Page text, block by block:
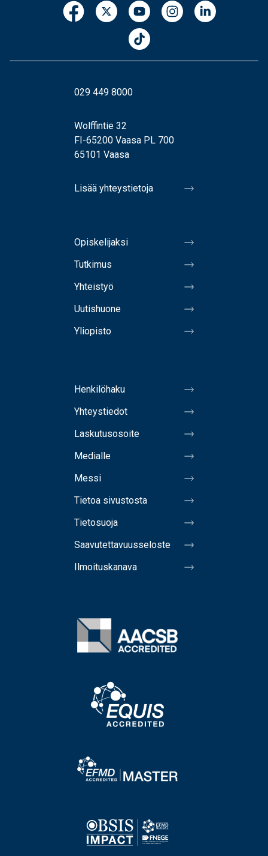
029 449 8000
Wolffintie 32
FI-65200 Vaasa PL 700
65101 Vaasa
Lisää yhteystietoja
Opiskelijaksi
Tutkimus
Yhteistyö
Uutishuone
Yliopisto
Henkilöhaku
Yhteystiedot
Laskutusosoite
Medialle
Messi
Tietoa sivustosta
Tietosuoja
Saavutettavuusseloste
Ilmoituskanava
Image
Image
Image
Image